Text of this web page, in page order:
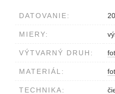
DATOVANIE:
MIERY:
VÝTVARNÝ DRUH:
MATERIÁL:
TECHNIKA: